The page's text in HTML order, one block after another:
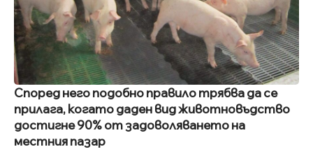
Според него подобно правило трябва да се
прилага, когато даден вид животновъдство
достигне 90% от задоволяването на
местния пазар